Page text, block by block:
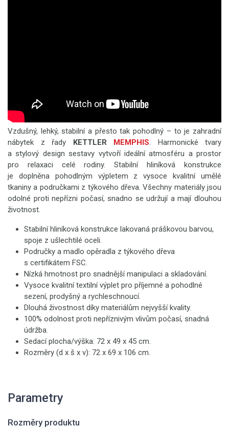
Vzdušný, lehký, stabilní a přesto tak pohodlný – to je zahradní
nábytek z řady KETTLER MEMPHIS. Harmonické tvary
a stylový design sestavy vytvoří ideální atmosféru a prostor
pro relaxaci celé rodiny. Stabilní hliníková konstrukce
je doplněna pohodlným výpletem z vysoce kvalitní umělé
tkaniny a područkami z týkového dřeva. Všechny materiály jsou
odolné proti nepřízni počasí, snadno se udržují a mají dlouhou
životnost.
Stabilní hliníková konstrukce lakovaná práškovou barvou,
spoje z ušlechtilé oceli.
Područky a madlo opěradla z týkového dřeva
s certifikátem FSC.
Nízká hmotnost pro snadnější manipulaci a skladování.
Vysoce kvalitní textilní výplet pro příjemné a pohodlné
sezení, prodyšný a rychleschnoucí.
Dlouhá živostnost díky materiálům nejvyšší kvality.
100% odolnost proti nepříznivým vlivům počasí, snadná
údržba.
Sedací plocha/výška: 72 x 49 x 45 cm.
Rozměry (d x š x v): 72 x 69 x 106 cm.
Parametry
Rozměry produktu